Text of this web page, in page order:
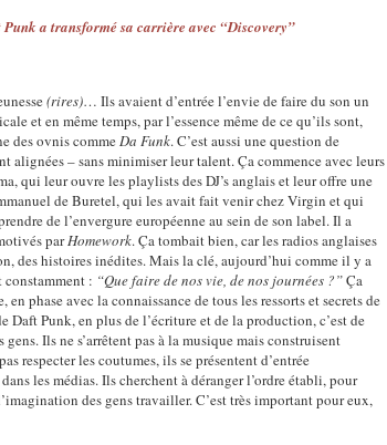
a transformé sa carrière avec “Discovery”
(rires)… Ils avaient d’entrée l’envie de faire du son un
et en même temps, par l’essence même de ce qu’ils sont,
des ovnis commeDa Funk. C’est aussi une question de
alignées – sans minimiser leur talent. Ça commence avec leurs
qui leur ouvre les playlists des DJ’s anglais et leur offre une
de Buretel, qui les avait fait venir chez Virgin et qui
de l’envergure européenne au sein de son label. Il a
parHomework. Ça tombait bien, car les radios anglaises
des histoires inédites. Mais la clé, aujourd’hui comme il y a
constamment : “Que faire de nos vie, de nos journées ?”Ça
phase avec la connaissance de tous les ressorts et secrets de
Daft Punk, en plus de l’écriture et de la production, c’est de
Ils ne s’arrêtent pas à la musique mais construisent
respecter les coutumes, ils se présentent d’entrée
les médias. Ils cherchent à déranger l’ordre établi, pour
des gens travailler. C’est très important pour eux,